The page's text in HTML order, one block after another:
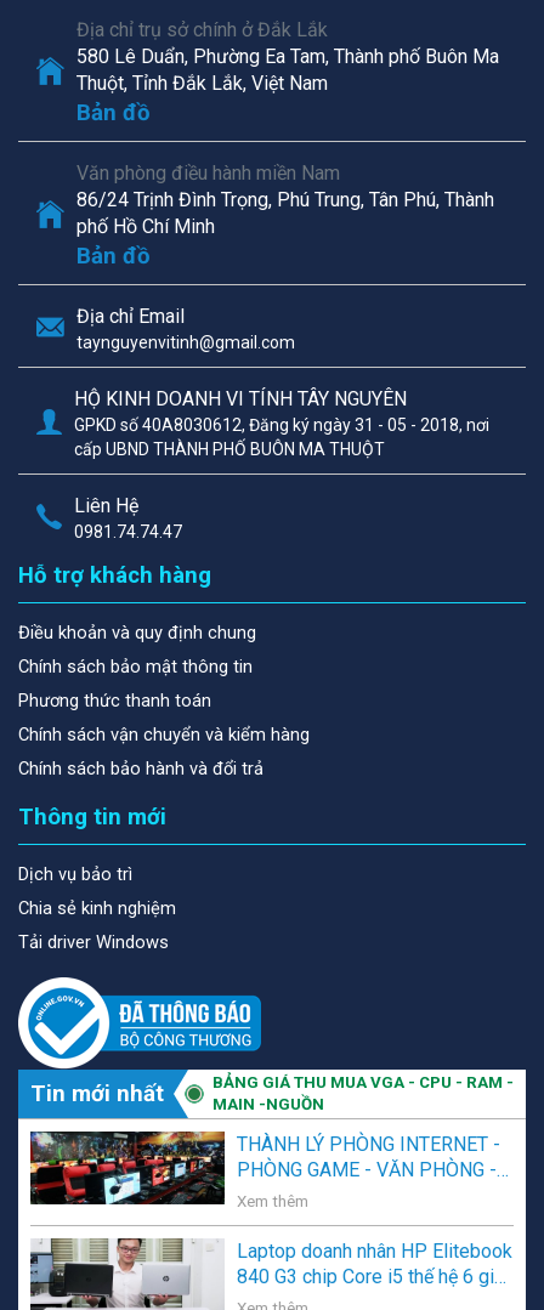
Địa chỉ trụ sở chính ở Đắk Lắk
580 Lê Duẩn, Phường Ea Tam, Thành phố Buôn Ma
Thuột, Tỉnh Đắk Lắk, Việt Nam
Bản đồ
Văn phòng điều hành miền Nam
86/24 Trịnh Đình Trọng, Phú Trung, Tân Phú, Thành
phố Hồ Chí Minh
Bản đồ
Địa chỉ Email
taynguyenvitinh@gmail.com
HỘ KINH DOANH VI TÍNH TÂY NGUYÊN
GPKD số 40A8030612, Đăng ký ngày 31 - 05 - 2018, nơi
cấp UBND THÀNH PHỐ BUÔN MA THUỘT
Liên Hệ
0981.74.74.47
Hỗ trợ khách hàng
Điều khoản và quy định chung
Chính sách bảo mật thông tin
Phương thức thanh toán
Chính sách vận chuyển và kiểm hàng
Chính sách bảo hành và đổi trả
Thông tin mới
Dịch vụ bảo trì
Chia sẻ kinh nghiệm
Tải driver Windows
Tin mới nhất
BẢNG GIÁ THU MUA VGA - CPU - RAM -
MAIN -NGUỒN
THÀNH LÝ PHÒNG INTERNET -
PHÒNG GAME - VĂN PHÒNG -
NGƯỜI SỬ DỤNG CÓ NHU CẦU
THANH LÝ .
Xem thêm
Laptop doanh nhân HP Elitebook
840 G3 chip Core i5 thế hệ 6 giá
rẻ lên kệ Vi Tính Tây Nguyên